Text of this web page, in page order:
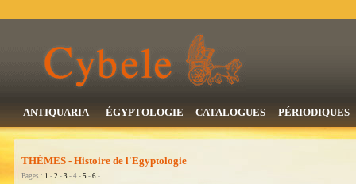
ANTIQUARIA ÉGYPTOLOGIE CATALOGUES PÉRIODIQUES
THÉMES - Histoire de l'Egyptologie
Pages : 1 - 2 - 3 - 4 - 5 - 6 -